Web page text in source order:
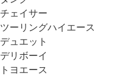
チェイサー
ツーリングハイエース
デュエット
デリボーイ
トヨエース